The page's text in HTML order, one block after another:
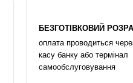
БЕЗГОТІВКОВИЙ
оплата проводиться
касу банку або термінал
самообслуговування